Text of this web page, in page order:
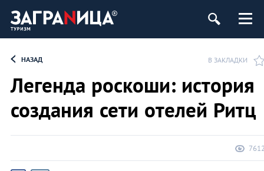
НАЗАД В ЗАКЛАДКИ
Легенда роскоши: история
создания сети отелей Ритц